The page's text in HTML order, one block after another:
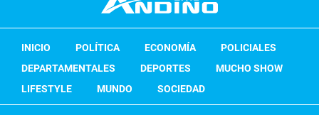
INICIO POLÍTICA ECONOMÍA
POLICIALES
DEPARTAMENTALES
DEPORTES
MUCHO SHOW
LIFESTYLE
MUNDO SOCIEDAD